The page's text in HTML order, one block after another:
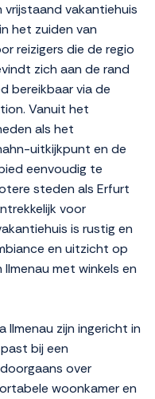
vrijstaand vakantiehuis
het zuiden van
reizigers die de regio
zich aan de rand
bereikbaar via de
Vanuit het
als het
uitkijkpunt en de
eenvoudig te
steden als Erfurt
voor
is rustig en
en uitzicht op
met winkels en
Ilmenau zijn ingericht in
bij een
over
woonkamer en